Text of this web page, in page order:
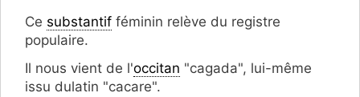
Ce substantif féminin relève du registre
populaire.
Il nous vient de l'occitan "cagada", lui-même
issu dulatin "cacare".